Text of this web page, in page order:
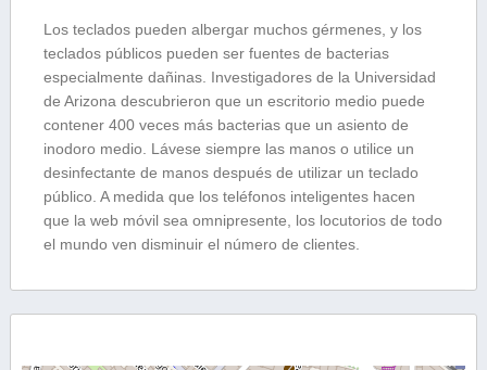
Los teclados pueden albergar muchos gérmenes, y los
teclados públicos pueden ser fuentes de bacterias
especialmente dañinas. Investigadores de la Universidad
de Arizona descubrieron que un escritorio medio puede
contener 400 veces más bacterias que un asiento de
inodoro medio. Lávese siempre las manos o utilice un
desinfectante de manos después de utilizar un teclado
público. A medida que los teléfonos inteligentes hacen
que la web móvil sea omnipresente, los locutorios de todo
el mundo ven disminuir el número de clientes.